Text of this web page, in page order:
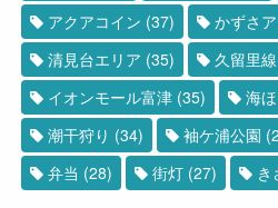
アクアコイン (37) かずさ
清見台エリア (35) 久留里線
イオンモール富津 (35) 海
潮干狩り (34) 袖ケ浦公園
弁当 (28) 街灯 (27) き